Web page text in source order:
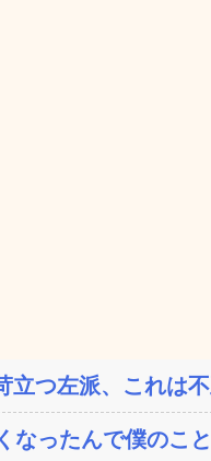
立つ左派、これは
なったんで僕のこ